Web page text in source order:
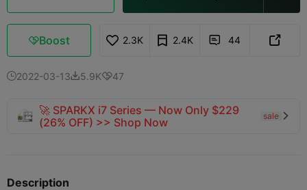
Boost 2.3K 2.4K  44 
2022-03-135.9K47
🚀 SPARKX i7 Series — Now Only $229
(26% OFF) >> Shop Now
sale 
Description